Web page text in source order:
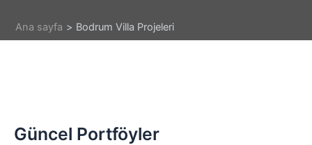
Ana sayfa Bodrum Villa Projeleri
Güncel Portföyler